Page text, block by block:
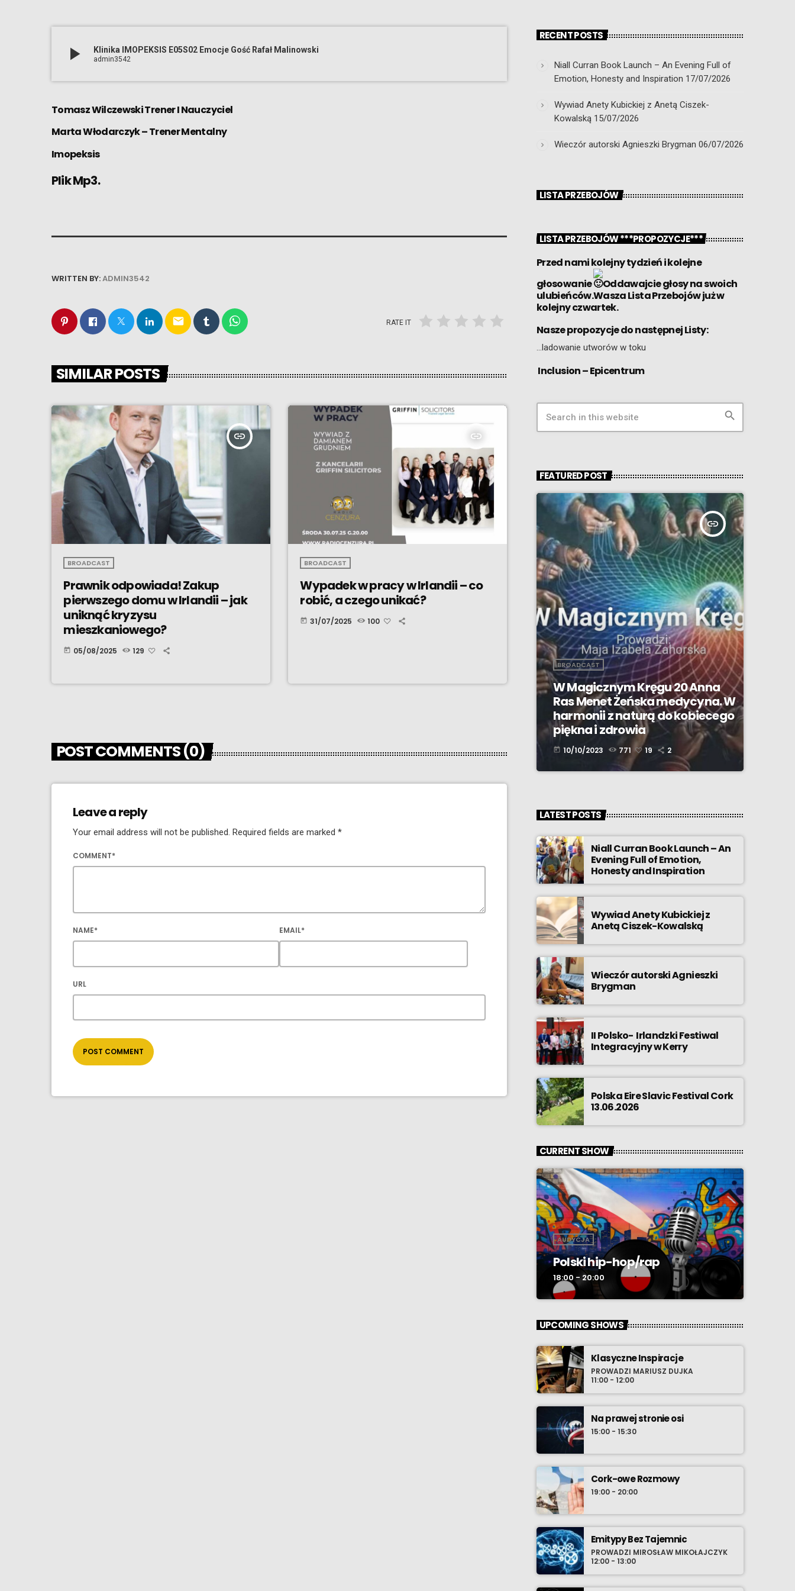
play_arrow Klinika IMOPEKSIS E05S02 Emocje Gość Rafał Malinowski
admin3542
Tomasz Wilczewski Trener I Nauczyciel
Marta Włodarczyk – Trener Mentalny
Imopeksis
Plik Mp3.
WRITTEN BY:ADMIN3542
email RATE IT
SIMILAR POSTS
insert_link
BROADCAST
Prawnik odpowiada! Zakup
pierwszego domu w Irlandii – jak
uniknąć kryzysu
mieszkaniowego?
today 05/08/2025 129
insert_link
BROADCAST
Wypadek w pracy w Irlandii – co
robić, a czego unikać?
today 31/07/2025 100
POST COMMENTS (0)
Leave a reply
Your email address will not be published. Required fields are marked *
COMMENT*
NAME* EMAIL*
URL
RECENT POSTS
Niall Curran Book Launch – An Evening Full of
Emotion, Honesty and Inspiration 17/07/2026
Wywiad Anety Kubickiej z Anetą Ciszek-
Kowalską 15/07/2026
Wieczór autorski Agnieszki Brygman 06/07/2026
LISTA PRZEBOJÓW
LISTA PRZEBOJÓW ***PROPOZYCJE***
Przed nami kolejny tydzień i kolejne
głosowanie
Oddawajcie głosy na swoich
ulubieńców.Wasza Lista Przebojów już w
kolejny czwartek.
Nasze propozycje do następnej Listy:
…ladowanie utworów w toku
Inclusion – Epicentrum
search
FEATURED POST
insert_link
BROADCAST
W Magicznym Kręgu 20 Anna
Ras Menet Żeńska medycyna. W
harmonii z naturą do kobiecego
piękna i zdrowia
today 10/10/2023 771 19 2
LATEST POSTS
Niall Curran Book Launch – An
Evening Full of Emotion,
Honesty and Inspiration
Wywiad Anety Kubickiej z
Anetą Ciszek-Kowalską
Wieczór autorski Agnieszki
Brygman
II Polsko- Irlandzki Festiwal
Integracyjny w Kerry
Polska Eire Slavic Festival Cork
13.06.2026
CURRENT SHOW
AUDYCJA
Polski hip-hop/rap
18:00 - 20:00
UPCOMING SHOWS
Klasyczne Inspiracje
PROWADZI MARIUSZ DUJKA
11:00 - 12:00
Na prawej stronie osi
15:00 - 15:30
Cork-owe Rozmowy
19:00 - 20:00
Emitypy Bez Tajemnic
PROWADZI MIROSŁAW MIKOŁAJCZYK
12:00 - 13:00